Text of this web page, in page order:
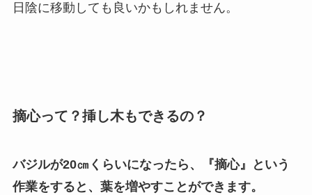
日陰に移動しても良いかもしれません。
摘心って？挿し木もできるの？
バジルが20㎝くらいになったら、『摘心』という
作業をすると、葉を増やすことができます。